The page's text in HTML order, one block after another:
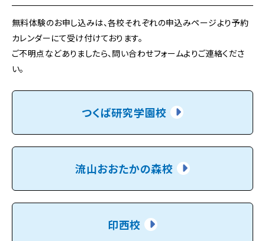
無料体験のお申し込みは、各校それぞれの申込みページより予約
カレンダーにて受け付けております。
ご不明点などありましたら、問い合わせフォームよりご連絡くださ
い。
つくば研究学園校
流山おおたかの森校
印西校